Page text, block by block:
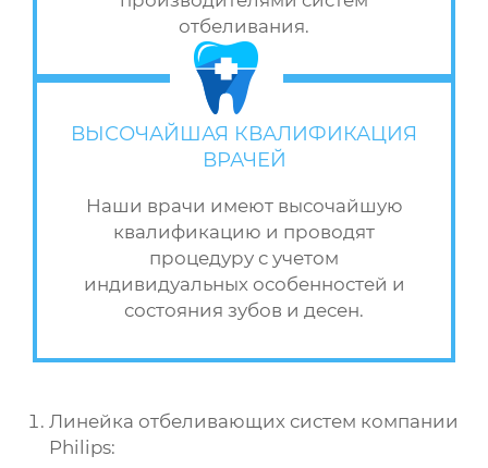
отбеливания.
ВЫСОЧАЙШАЯ КВАЛИФИКАЦИЯ
ВРАЧЕЙ
Наши врачи имеют высочайшую
квалификацию и проводят
процедуру с учетом
индивидуальных особенностей и
состояния зубов и десен.
Линейка отбеливающих систем компании
Philips: